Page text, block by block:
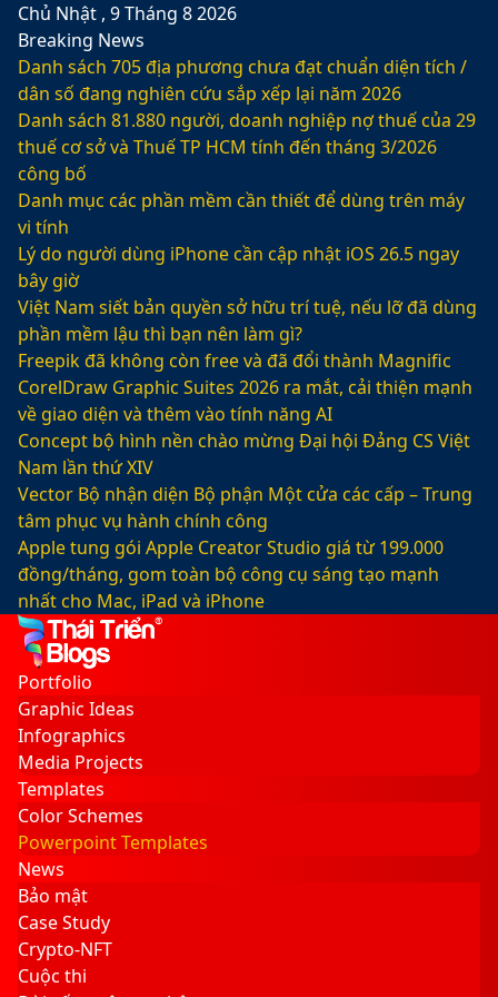
Chủ Nhật , 9 Tháng 8 2026
Breaking News
Danh sách 705 địa phương chưa đạt chuẩn diện tích /
dân số đang nghiên cứu sắp xếp lại năm 2026
Danh sách 81.880‬ người, doanh nghiệp nợ thuế của 29
thuế cơ sở và Thuế TP HCM tính đến tháng 3/2026
công bố
Danh mục các phần mềm cần thiết để dùng trên máy
vi tính
Lý do người dùng iPhone cần cập nhật iOS 26.5 ngay
bây giờ
Việt Nam siết bản quyền sở hữu trí tuệ, nếu lỡ đã dùng
phần mềm lậu thì bạn nên làm gì?
Freepik đã không còn free và đã đổi thành Magnific
CorelDraw Graphic Suites 2026 ra mắt, cải thiện mạnh
về giao diện và thêm vào tính năng AI
Concept bộ hình nền chào mừng Đại hội Đảng CS Việt
Nam lần thứ XIV
Vector Bộ nhận diện Bộ phận Một cửa các cấp – Trung
tâm phục vụ hành chính công
Apple tung gói Apple Creator Studio giá từ 199.000
đồng/tháng, gom toàn bộ công cụ sáng tạo mạnh
nhất cho Mac, iPad và iPhone
Facebook
X
LinkedIn
YouTube
Google
Play
Sidebar
Switch
skin
Portfolio
Graphic Ideas
Infographics
Media Projects
Templates
Color Schemes
Powerpoint Templates
News
Bảo mật
Case Study
Crypto-NFT
Cuộc thi